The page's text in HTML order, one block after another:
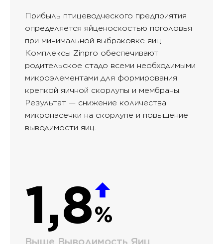
Прибыль птицеводческого предприятия
определяется яйценоскостью поголовья
при минимальной выбраковке яиц.
Комплексы Zinpro обеспечивают
родительское стадо всеми необходимыми
микроэлементами для формирования
крепкой яичной скорлупы и мембраны.
Результат — снижение количества
микронасечки на скорлупе и повышение
выводимости яиц.
1,8%
Выше Выводимость Яиц